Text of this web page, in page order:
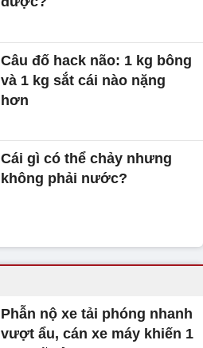
Câu đố hack não: 1 kg bông
và 1 kg sắt cái nào nặng
hơn
Cái gì có thể chảy nhưng
không phải nước?
Phẫn nộ xe tải phóng nhanh
vượt ẩu, cán xe máy khiến 1